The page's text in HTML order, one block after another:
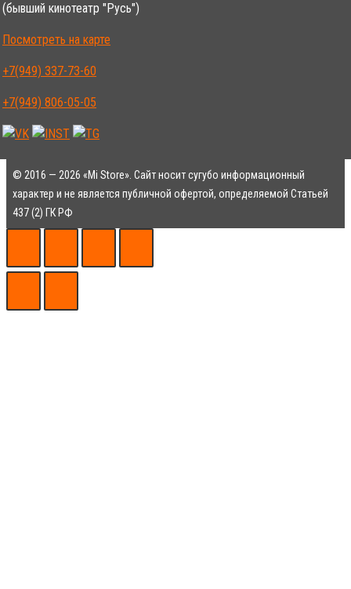
(бывший кинотеатр "Русь")
Посмотреть на карте
+7(949) 337-73-60
+7(949) 806-05-05
© 2016 — 2026 «Mi Store». Сайт носит сугубо информационный
характер и не является публичной офертой, определяемой Статьей
437 (2) ГК РФ